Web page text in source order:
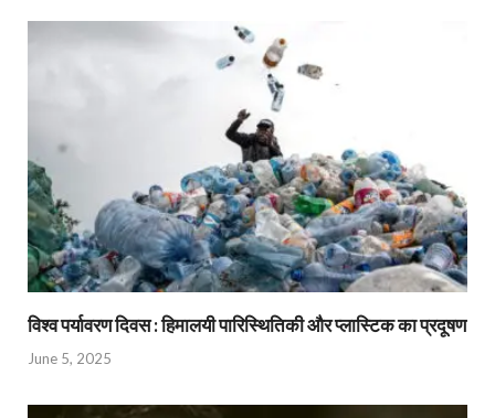
विश्व पर्यावरण दिवस : हिमालयी पारिस्थितिकी और प्लास्टिक का प्रदूषण
June 5, 2025